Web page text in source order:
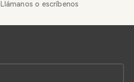
Llámanos o escríbenos